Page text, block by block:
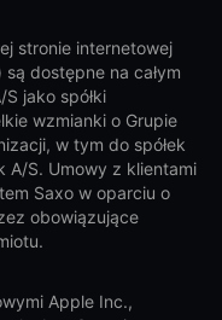
stronie internetowej
dostępne na całym
jako spółki
wzmianki o Grupie
w tym do spółek
A/S. Umowy z klientami
Saxo w oparciu o
obowiązujące
Apple Inc.,